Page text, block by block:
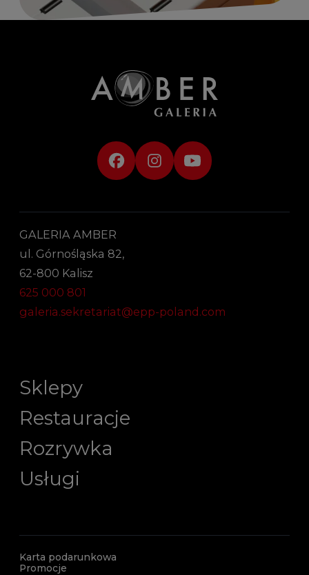
GALERIA AMBER
ul. Górnośląska 82,
62-800 Kalisz
625 000 801
galeria.sekretariat@epp-poland.com
Sklepy
Restauracje
Rozrywka
Usługi
Karta podarunkowa
Promocje